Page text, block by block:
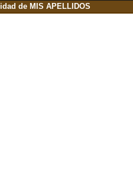
de MIS APELLIDOS